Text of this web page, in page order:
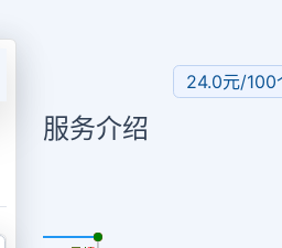
24.0元/
服务介绍